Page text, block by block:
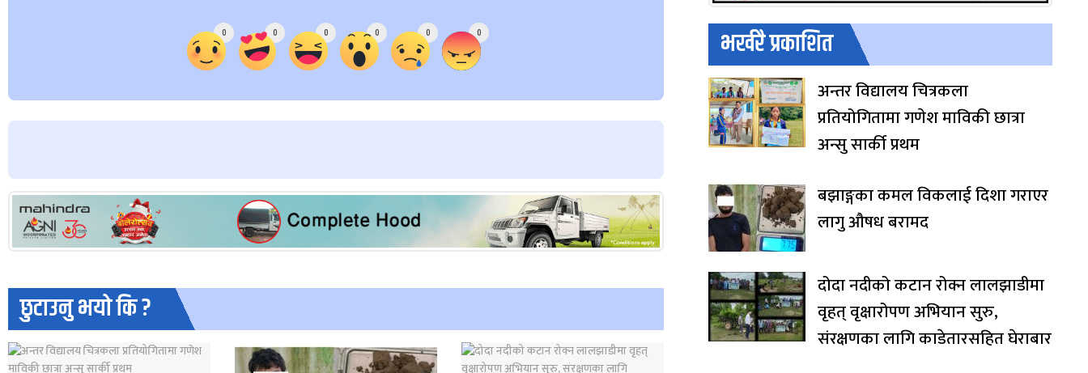
0 0 0 0 0 0
छुटाउनु भयो कि ?
भर्खरै प्रकाशित
अन्तर विद्यालय चित्रकला
प्रतियोगितामा गणेश माविकी छात्रा
अन्सु सार्की प्रथम
बझाङ्गका कमल विकलाई दिशा गराएर
लागु औषध बरामद
दोदा नदीको कटान रोक्न लालझाडीमा
वृहत् वृक्षारोपण अभियान सुरु,
संरक्षणका लागि काडेतारसहित घेराबार